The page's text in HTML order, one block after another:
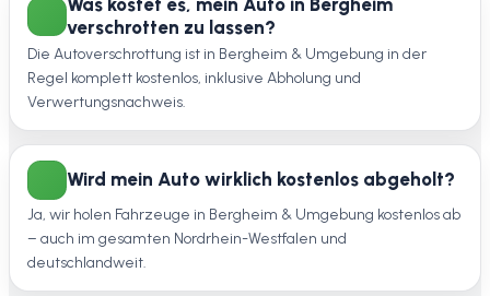
verschrotten zu lassen?
Die Autoverschrottung ist in Bergheim & Umgebung in der
Regel komplett kostenlos, inklusive Abholung und
Verwertungsnachweis.
Wird mein Auto wirklich kostenlos abgeholt?
Ja, wir holen Fahrzeuge in Bergheim & Umgebung kostenlos ab
– auch im gesamten Nordrhein-Westfalen und
deutschlandweit.